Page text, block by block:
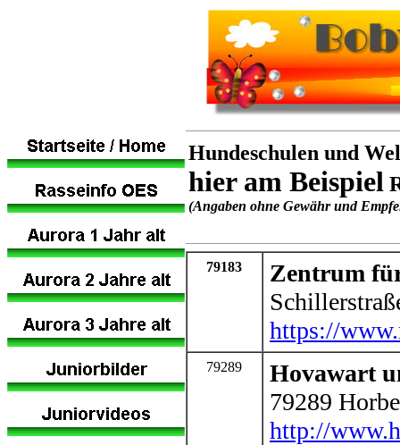
Hundeschulen und
hier am Beispiel
(Angaben ohne Gewähr und
79183
Zentrum
https://
79289
Hovawart
79289
http://